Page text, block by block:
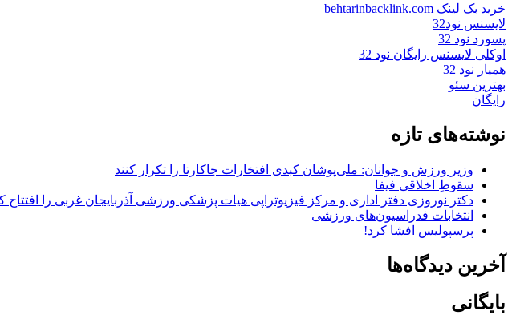
خرید بک لینک behtarinbacklink.com
لایسنس نود32
پسورد نود 32
اوکلی لایسنس رایگان نود 32
همیار نود 32
بهترین سئو
رایگان
نوشته‌های تازه
وزیر ورزش و جوانان: ملی‌پوشان کبدی افتخارات جاکارتا را تکرار کنند
سقوطِ اخلاقی فیفا
دکتر نوروزی دفتر اداری و مرکز فیزیوتراپی هیات پزشکی ورزشی آذربایجان غربی را افتتاح
انتخابات فدراسیون‌های ورزشی
پرسپولیس افشا کرد!
آخرین دیدگاه‌ها
بایگانی